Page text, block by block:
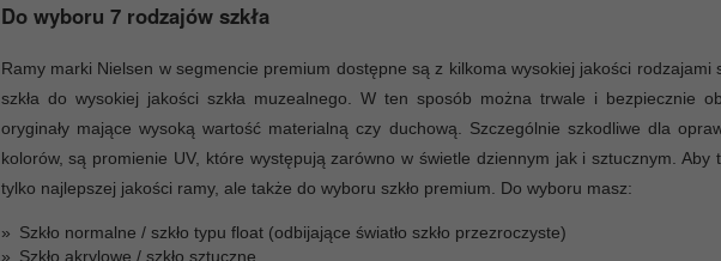
Do wyboru 7 rodzajów szkła
Ramy marki Nielsen w segmencie premium dostępne są z kilkoma wysokiej jakości rodzajami
szkła do wysokiej jakości szkła muzealnego. W ten sposób można trwale i bezpiecznie
oryginały mające wysoką wartość materialną czy duchową. Szczególnie szkodliwe dla
kolorów, są promienie UV, które występują zarówno w świetle dziennym jak i sztucznym. Aby
tylko najlepszej jakości ramy, ale także do wyboru szkło premium. Do wyboru masz:
Szkło normalne / szkło typu float (odbijające światło szkło przezroczyste)
Szkło akrylowe / szkło sztuczne